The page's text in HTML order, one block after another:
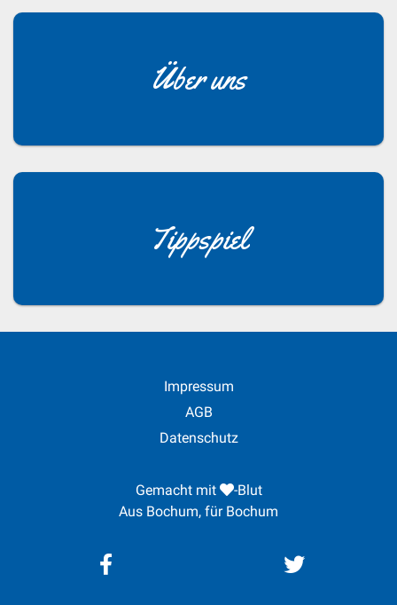
Über uns
Tippspiel
Impressum
AGB
Datenschutz
Gemacht mit
-Blut
Aus Bochum, für Bochum